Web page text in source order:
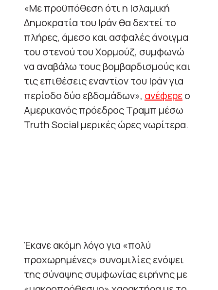
«Με προϋπόθεση ότι η Ισλαμική
Δημοκρατία του Ιράν θα δεχτεί το
πλήρες, άμεσο και ασφαλές άνοιγμα
του στενού του Χορμούζ, συμφωνώ
να αναβάλω τους βομβαρδισμούς και
τις επιθέσεις εναντίον του Ιράν για
περίοδο δύο εβδομάδων», ανέφερεο
Αμερικανός πρόεδρος Τραμπ μέσω
Truth Social μερικές ώρες νωρίτερα.
Έκανε ακόμη λόγο για «πολύ
προχωρημένες» συνομιλίες ενόψει
της σύναψης συμφωνίας ειρήνης με